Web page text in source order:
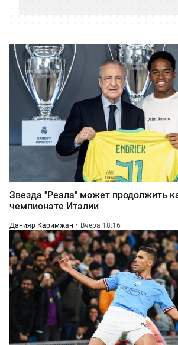
Звезда "Реала" может продолжить
чемпионате Италии
Данияр Каримжан Вчера 18:16